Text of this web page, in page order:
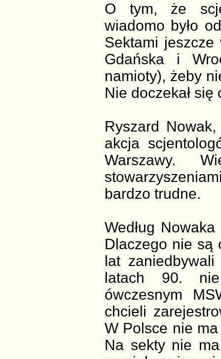
O tym, że
wiadomo było
Sektami jeszcze
Gdańska i
namioty), żeby
Nie doczekał się
Ryszard
akcja
Warszawy.
bardzo trudne.
Według
Dlaczego nie są
lat
latach 90.
ówczesnym
chcieli
W Polsce nie
Na sekty nie